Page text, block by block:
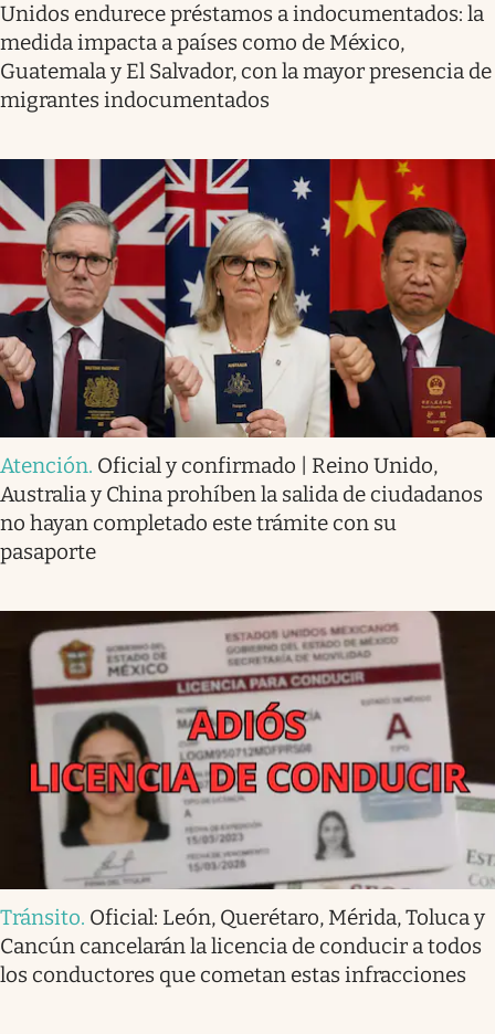
Unidos endurece préstamos a indocumentados: la
medida impacta a países como de México,
Guatemala y El Salvador, con la mayor presencia de
migrantes indocumentados
Atención. Oficial y confirmado | Reino Unido,
Australia y China prohíben la salida de ciudadanos
no hayan completado este trámite con su
pasaporte
Tránsito. Oficial: León, Querétaro, Mérida, Toluca y
Cancún cancelarán la licencia de conducir a todos
los conductores que cometan estas infracciones